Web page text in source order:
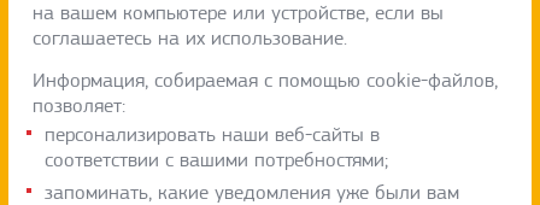
на вашем компьютере или устройстве, если вы
соглашаетесь на их использование.
Информация, собираемая с помощью cookie-файлов,
позволяет:
персонализировать наши веб-сайты в
соответствии с вашими потребностями;
запоминать, какие уведомления уже были вам